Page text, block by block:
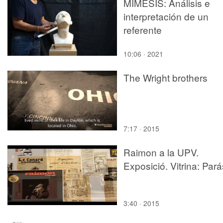
de profesores de la
Universitat Politècnica
València.
interpretación de un
referente
10:06 · 2021
The Wright brothers
7:17 · 2015
Raimon a la UPV.
Exposició. Vitrina:
3:40 · 2015